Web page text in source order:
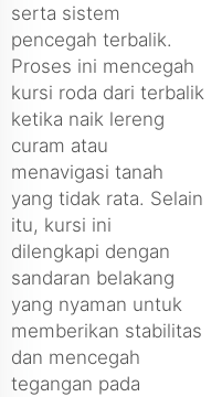
serta sistem
pencegah terbalik.
Proses ini mencegah
kursi roda dari terbalik
ketika naik lereng
curam atau
menavigasi tanah
yang tidak rata. Selain
itu, kursi ini
dilengkapi dengan
sandaran belakang
yang nyaman untuk
memberikan stabilitas
dan mencegah
tegangan pada